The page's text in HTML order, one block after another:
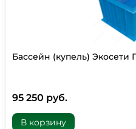
Бассейн (купель) Экосети
95 250 руб.
В корзину